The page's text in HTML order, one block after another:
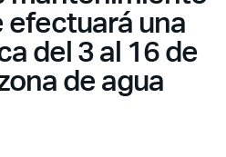
efectuará una
del 3 al 16 de
de agua